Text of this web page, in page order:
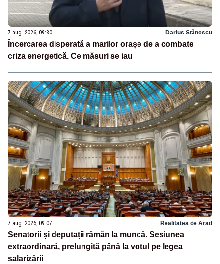
7 aug. 2026, 09:30 Darius Stănescu
Încercarea disperată a marilor orașe de a combate
criza energetică. Ce măsuri se iau
7 aug. 2026, 09:07 Realitatea de Arad
Senatorii și deputații rămân la muncă. Sesiunea
extraordinară, prelungită până la votul pe legea
salarizării